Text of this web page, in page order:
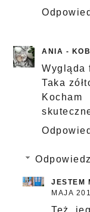
ANIA -
Wygląda
Taka
JESTEM
MAJA
Też,